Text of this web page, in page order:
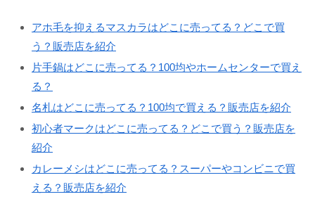
アホ毛を抑えるマスカラはどこに売ってる？どこで買
う？販売店を紹介
片手鍋はどこに売ってる？100均やホームセンターで買え
る？
名札はどこに売ってる？100均で買える？販売店を紹介
初心者マークはどこに売ってる？どこで買う？販売店を
紹介
カレーメシはどこに売ってる？スーパーやコンビニで買
える？販売店を紹介